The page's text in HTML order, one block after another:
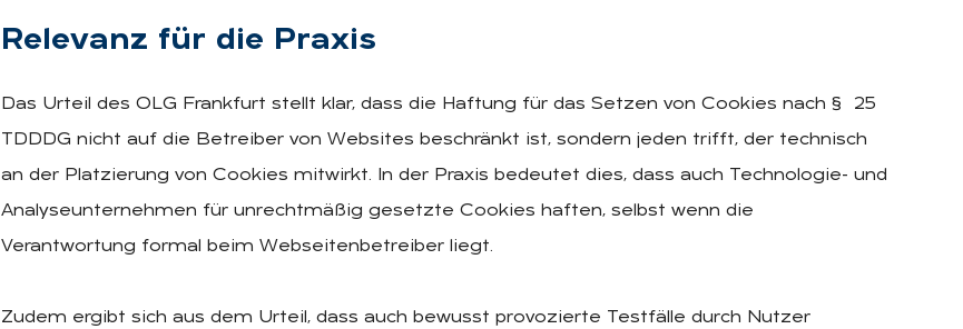
Re­le­vanz für die Pra­xis
Das Urteil des OLG Frankfurt stellt klar, dass die Haftung für das Setzen von Cookies nach § 25
TDDDG nicht auf die Betreiber von Websites beschränkt ist, sondern jeden trifft, der technisch
an der Platzierung von Cookies mitwirkt. In der Praxis bedeutet dies, dass auch Technologie- und
Analyseunternehmen für unrechtmäßig gesetzte Cookies haften, selbst wenn die
Verantwortung formal beim Webseitenbetreiber liegt.
Zudem ergibt sich aus dem Urteil, dass auch bewusst provozierte Testfälle durch Nutzer